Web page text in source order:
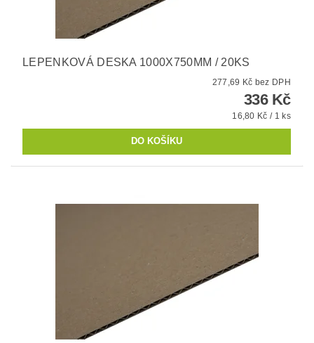
LEPENKOVÁ DESKA 1000X750MM / 20KS
277,69 Kč bez DPH
336 Kč
16,80 Kč / 1 ks